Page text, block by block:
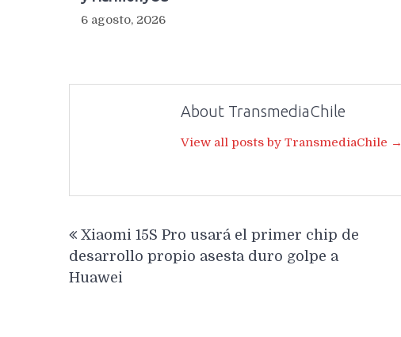
6 agosto, 2026
About TransmediaChile
View all posts by TransmediaChile →
de
entradas
Xiaomi 15S Pro usará el primer chip de
desarrollo propio asesta duro golpe a
Huawei